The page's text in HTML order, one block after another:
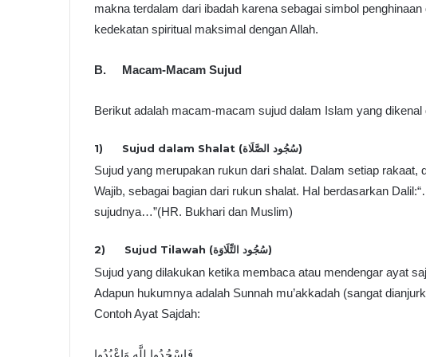
makna terdalam dari ibadah karena sebagai simbol
kedekatan spiritual maksimal dengan Allah.
B. Macam-Macam Sujud
Berikut adalah macam-macam sujud dalam Islam yang dikenal
1) Sujud dalam Shalat (سُجُود الصَّلَاة)
Sujud yang merupakan rukun dari shalat. Dalam setiap
Wajib, sebagai bagian dari rukun shalat. Hal berdasarkan
sujudnya…”(HR. Bukhari dan Muslim)
2) Sujud Tilawah (سُجُود التِّلَاوَة)
Sujud yang dilakukan ketika membaca atau mendengar ayat
Adapun hukumnya adalah Sunnah mu’akkadah (sangat
Contoh Ayat Sajdah:
فَاسْجُدُوا لِلَّهِ وَاعْبُدُوا